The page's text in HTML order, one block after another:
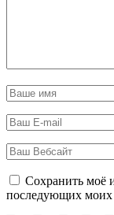
Сохранить моё
последующих моих